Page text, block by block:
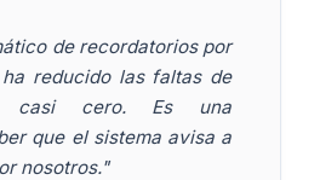
de recordatorios por
ha reducido las faltas de
casi cero. Es una
que el sistema avisa a
nosotros."